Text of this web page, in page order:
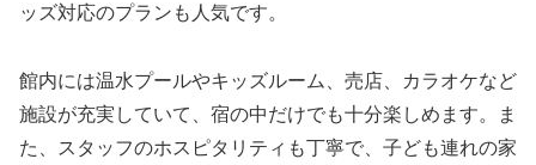
ッズ対応のプランも人気です。
館内には温水プールやキッズルーム、売店、カラオケなど
施設が充実していて、宿の中だけでも十分楽しめます。ま
た、スタッフのホスピタリティも丁寧で、子ども連れの家